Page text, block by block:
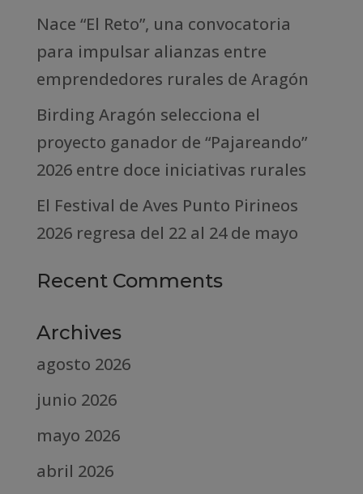
Nace “El Reto”, una convocatoria
para impulsar alianzas entre
emprendedores rurales de Aragón
Birding Aragón selecciona el
proyecto ganador de “Pajareando”
2026 entre doce iniciativas rurales
El Festival de Aves Punto Pirineos
2026 regresa del 22 al 24 de mayo
Recent Comments
Archives
agosto 2026
junio 2026
mayo 2026
abril 2026